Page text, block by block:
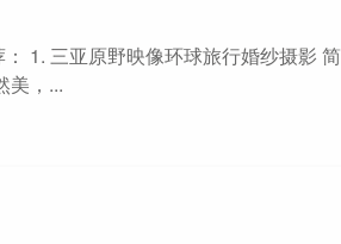
1. 三亚原野映像环球旅行婚纱摄影 简
美，...